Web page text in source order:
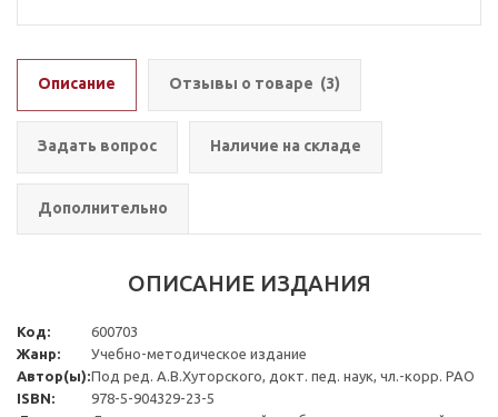
Описание Отзывы о товаре (3)
Задать вопрос Наличие на складе
Дополнительно
ОПИСАНИЕ ИЗДАНИЯ
Код:
600703
Жанр:
Учебно-методическое издание
Автор(ы):Под ред. А.В.Хуторского, докт. пед. наук, чл.-корр. РАО
ISBN:
978-5-904329-23-5